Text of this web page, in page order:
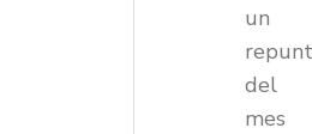
un
del
mes